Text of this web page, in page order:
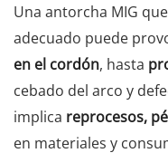
Una antorcha MIG
adecuado puede
en el cordón, hasta
cebado del arco y
implica reprocesos,
en materiales y